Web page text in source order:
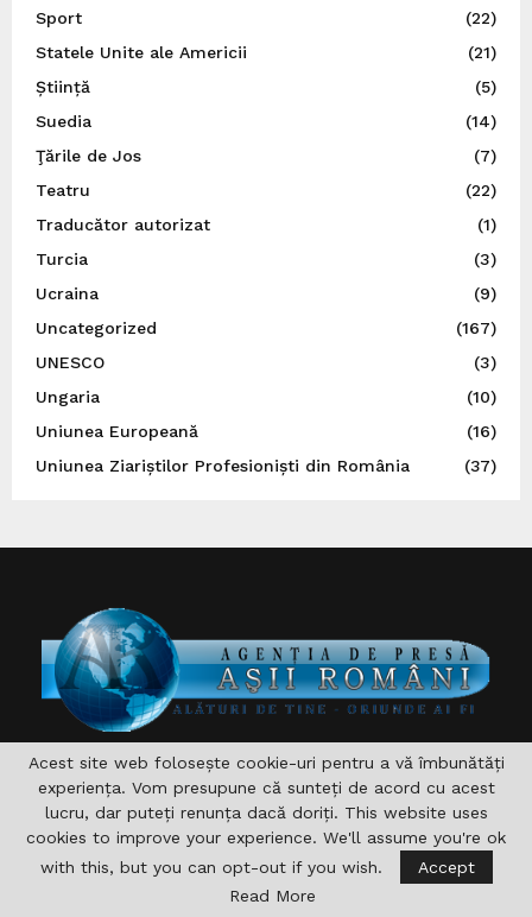
Sport
(22)
Statele Unite ale Americii
(21)
Știință
(5)
Suedia
(14)
Ţările de Jos
(7)
Teatru
(22)
Traducător autorizat
(1)
Turcia
(3)
Ucraina
(9)
Uncategorized
(167)
UNESCO
(3)
Ungaria
(10)
Uniunea Europeană
(16)
Uniunea Ziariștilor Profesioniști din România
(37)
DESPRE NOI
Asociaţia are drept scop , aprofundarea si consolidarea
relaţiilor germane-române şi în acelaşi timp îndeplinirea şi
sprijinirea diferitelor acţiuni pentru domeniile formare,
cultură, sport, radio, Informaţie şi de asemenea realizarea
Acest site web folosește cookie-uri pentru a vă îmbunătăți
experiența. Vom presupune că sunteți de acord cu acest
lucru, dar puteți renunța dacă doriți. This website uses
cookies to improve your experience. We'll assume you're ok
with this, but you can opt-out if you wish.
Accept
Read More